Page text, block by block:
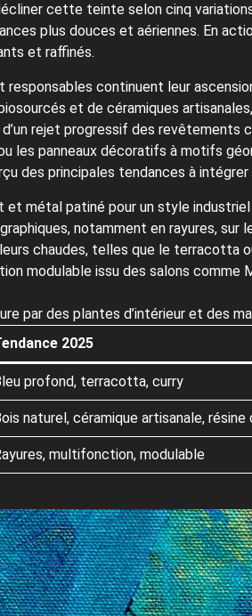
cette teinte selon cinq
plus douces et aériennes. En
et raffinés.
responsables continuent leur
et de céramiques
rejet progressif des revêtements
les panneaux décoratifs à motifs
des principales tendances à intégrer
et métal patiné pour un style
notamment en rayures, sur
chaudes, telles que le terracotta
modulable issu des salons
par des plantes d’intérieur et des
2025
profond, terracotta, curry
naturel, céramique artisanale,
multifonction, modulable